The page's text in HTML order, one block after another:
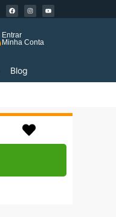
Entrar
Minha Conta
Blog